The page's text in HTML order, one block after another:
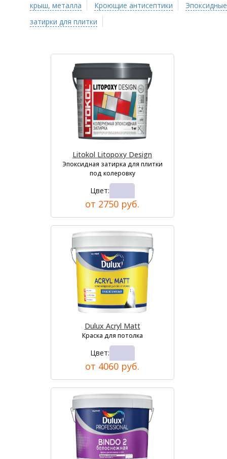
крыш, металла
Кроющие антисептики
Эпоксидные
затирки для плитки
Litokol Litopoxy Design
Эпоксидная затирка для плитки
под колеровку
Цвет:
от 2750 руб.
Dulux Acryl Matt
Краска для потолка
Цвет:
от 4060 руб.